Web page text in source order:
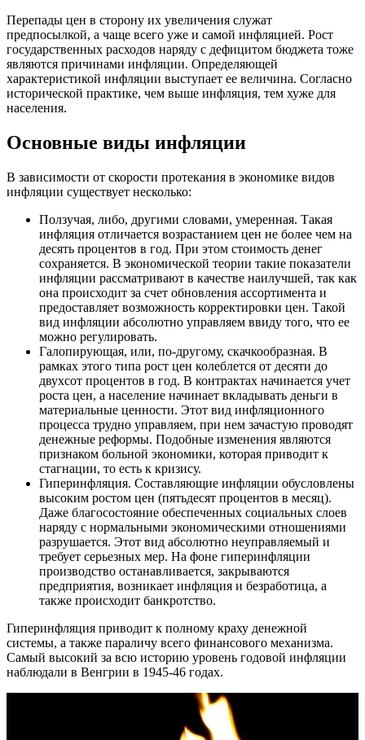
Перепады цен в сторону их увеличения служат
предпосылкой, а чаще всего уже и самой инфляцией. Рост
государственных расходов наряду с дефицитом бюджета тоже
являются причинами инфляции. Определяющей
характеристикой инфляции выступает ее величина. Согласно
исторической практике, чем выше инфляция, тем хуже для
населения.
Основные виды инфляции
В зависимости от скорости протекания в экономике видов
инфляции существует несколько:
Ползучая, либо, другими словами, умеренная. Такая
инфляция отличается возрастанием цен не более чем на
десять процентов в год. При этом стоимость денег
сохраняется. В экономической теории такие показатели
инфляции рассматривают в качестве наилучшей, так как
она происходит за счет обновления ассортимента и
предоставляет возможность корректировки цен. Такой
вид инфляции абсолютно управляем ввиду того, что ее
можно регулировать.
Галопирующая, или, по-другому, скачкообразная. В
рамках этого типа рост цен колеблется от десяти до
двухсот процентов в год. В контрактах начинается учет
роста цен, а население начинает вкладывать деньги в
материальные ценности. Этот вид инфляционного
процесса трудно управляем, при нем зачастую проводят
денежные реформы. Подобные изменения являются
признаком больной экономики, которая приводит к
стагнации, то есть к кризису.
Гиперинфляция. Составляющие инфляции обусловлены
высоким ростом цен (пятьдесят процентов в месяц).
Даже благосостояние обеспеченных социальных слоев
наряду с нормальными экономическими отношениями
разрушается. Этот вид абсолютно неуправляемый и
требует серьезных мер. На фоне гиперинфляции
производство останавливается, закрываются
предприятия, возникает инфляция и безработица, а
также происходит банкротство.
Гиперинфляция приводит к полному краху денежной
системы, а также параличу всего финансового механизма.
Самый высокий за всю историю уровень годовой инфляции
наблюдали в Венгрии в 1945-46 годах.